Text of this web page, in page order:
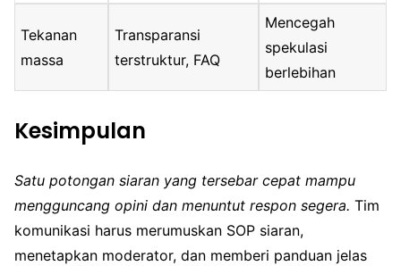
Tekanan
massa
Transparansi
terstruktur, FAQ
Mencegah
spekulasi
berlebihan
Kesimpulan
Satu potongan siaran yang tersebar cepat mampu
mengguncang opini dan menuntut respon segera. Tim
komunikasi harus merumuskan SOP siaran,
menetapkan moderator, dan memberi panduan jelas